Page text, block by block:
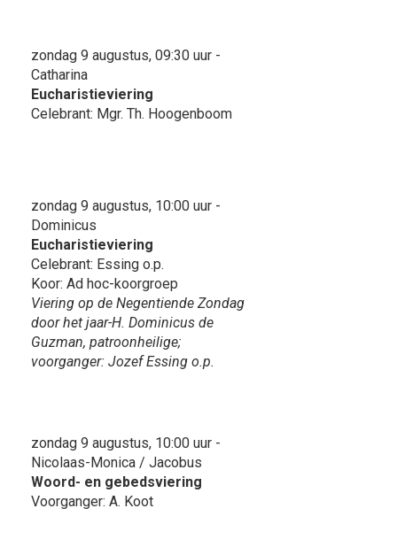
zondag 9 augustus, 09:30 uur -
Catharina
Eucharistieviering
Celebrant: Mgr. Th. Hoogenboom
zondag 9 augustus, 10:00 uur -
Dominicus
Eucharistieviering
Celebrant: Essing o.p.
Koor: Ad hoc-koorgroep
Viering op de Negentiende Zondag
door het jaar-H. Dominicus de
Guzman, patroonheilige;
voorganger: Jozef Essing o.p.
zondag 9 augustus, 10:00 uur -
Nicolaas-Monica / Jacobus
Woord- en gebedsviering
Voorganger: A. Koot